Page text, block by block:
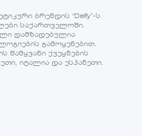
ბრენდის “Delfy”-ს
საქართველოში.
დამზადებულია
გამოყენებით.
წამყვანი ქვეყნების
იტალია და ესპანეთი.